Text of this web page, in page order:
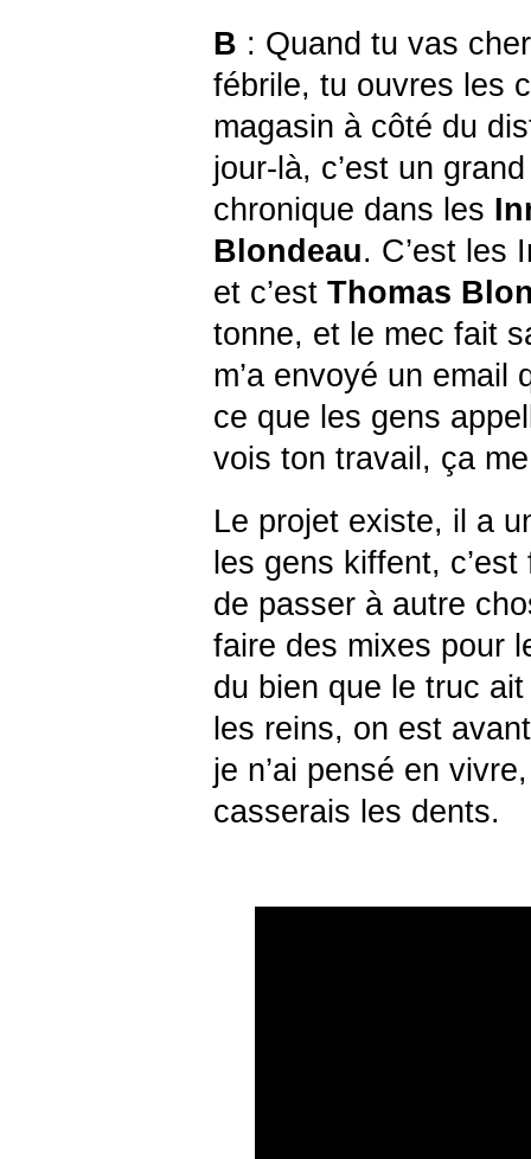
B : Quand tu vas
fébrile, tu ouvres les
magasin à côté du
jour-là, c’est un
chronique dans les
Blondeau. C’est les
et c’est Thomas
tonne, et le mec fait
m’a envoyé un email
ce que les gens
vois ton travail, ça
Le projet existe, il a
les gens kiffent,
de passer à autre
faire des mixes pour
du bien que le truc
les reins, on est
je n’ai pensé en
casserais les dents.